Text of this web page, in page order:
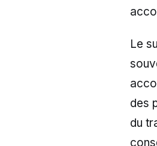
Le
des
du